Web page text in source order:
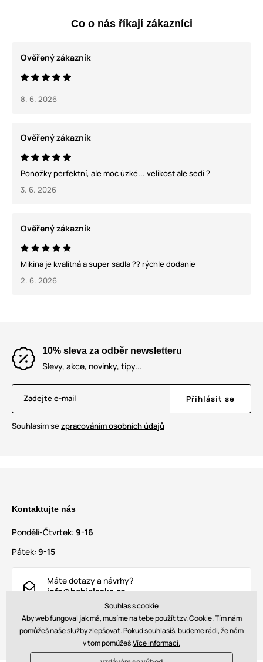
Co o nás říkají zákazníci
Ověřený zákazník
8. 6. 2026
Ověřený zákazník
Ponožky perfektní, ale moc úzké... velikost ale sedí ?
3. 6. 2026
Ověřený zákazník
Mikina je kvalitná a super sadla ?? rýchle dodanie
2. 6. 2026
10% sleva za odběr newsletteru
Slevy, akce, novinky, tipy...
Zadejte e-mail Přihlásit se
Souhlasím sezpracováním osobních údajů
Kontaktujte nás
Pondělí-Čtvrtek: 9-16
Pátek: 9-15
Máte dotazy a návrhy?
info@behjelaska.cz
Najdete nás také na
Souhlas s cookie
Aby web fungoval jak má, musíme na tebe použít tzv. Cookie. Tím nám
pomůžeš naše služby zlepšovat. Pokud souhlasíš, budeme rádi, že nám
v tom pomůžeš.Více informací.